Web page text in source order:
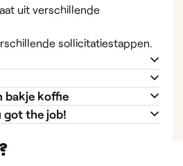
uit verschillende
sollicitatiestappen.
bakje koffie
got the job!